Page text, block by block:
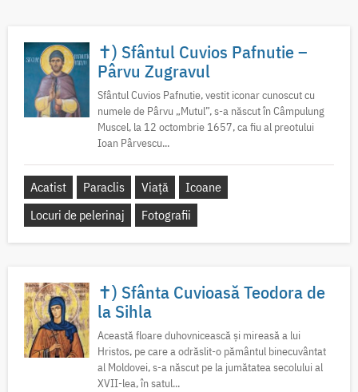
✝) Sfântul Cuvios Pafnutie –
Pârvu Zugravul
Sfântul Cuvios Pafnutie, vestit iconar cunoscut cu
numele de Pârvu „Mutul”, s-a născut în Câmpulung
Muscel, la 12 octombrie 1657, ca fiu al preotului
Ioan Pârvescu...
Acatist Paraclis Viață
Icoane
Locuri de pelerinaj
Fotografii
✝) Sfânta Cuvioasă Teodora de
la Sihla
Această floare duhovnicească și mireasă a lui
Hristos, pe care a odrăslit-o pământul binecuvântat
al Moldovei, s-a născut pe la jumătatea secolului al
XVII-lea, în satul...